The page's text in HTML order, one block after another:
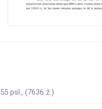
55 psl., (7636 ž.)